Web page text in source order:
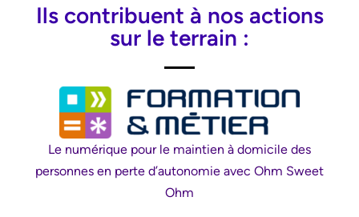
Ils contribuent à nos actions
sur le terrain :
Le numérique pour le maintien à domicile des
personnes en perte d’autonomie avec Ohm Sweet
Ohm